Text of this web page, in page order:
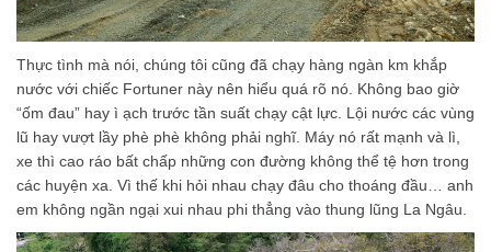
Thực tình mà nói, chúng tôi cũng đã chạy hàng ngàn km khắp
nước với chiếc Fortuner này nên hiểu quá rõ nó. Không bao giờ
“ốm đau” hay ì ạch trước tần suất chạy cật lực. Lội nước các vùng
lũ hay vượt lầy phè phè không phải nghĩ. Máy nó rất mạnh và lì,
xe thì cao ráo bất chấp những con đường không thể tệ hơn trong
các huyện xa. Vì thế khi hỏi nhau chạy đâu cho thoáng đầu… anh
em không ngần ngại xui nhau phi thẳng vào thung lũng La Ngâu.